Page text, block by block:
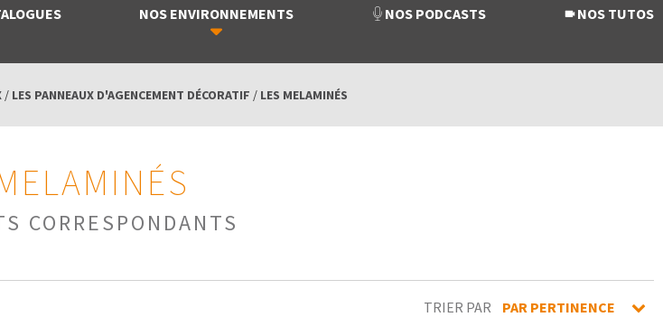
NOS ENVIRONNEMENTS NOS PODCASTS NOS TUTOS
/ LES PANNEAUX D'AGENCEMENT DÉCORATIF / LES MELAMINÉS
CORRESPONDANTS
TRIER PAR PAR PERTINENCE